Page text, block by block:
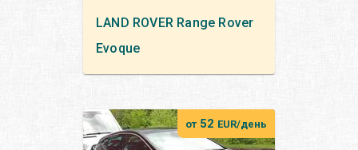
LAND ROVER Range Rover
Evoque
от 52 EUR/день